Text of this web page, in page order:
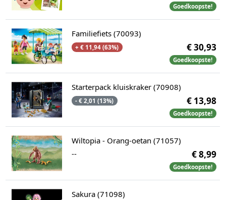
Goedkoopste!
Familiefiets (70093)
+ € 11,94 (63%) € 30,93
Goedkoopste!
Starterpack kluiskraker (70908)
- € 2,01 (13%) € 13,98
Goedkoopste!
Wiltopia - Orang-oetan (71057)
--
€ 8,99
Goedkoopste!
Sakura (71098)